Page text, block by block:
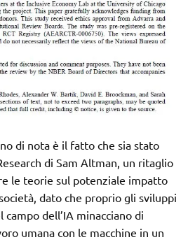
di nota è il fatto che sia stato
di Sam Altman, un ritaglio
le teorie sul potenziale impatto
dato che proprio gli sviluppi
dell’IA minacciano di
umana con le macchine in un